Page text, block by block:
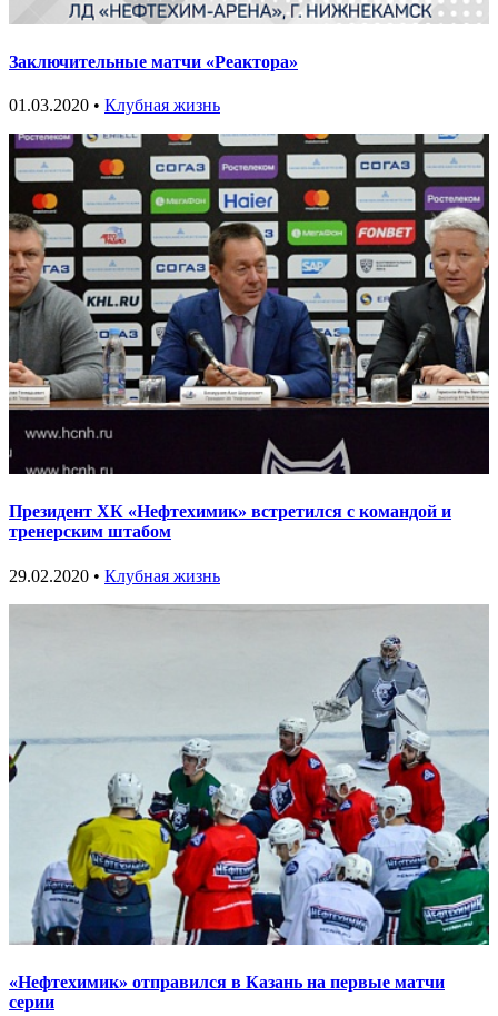
Заключительные матчи «Реактора»
01.03.2020 • Клубная жизнь
Президент ХК «Нефтехимик» встретился с командой и
тренерским штабом
29.02.2020 • Клубная жизнь
«Нефтехимик» отправился в Казань на первые матчи
серии